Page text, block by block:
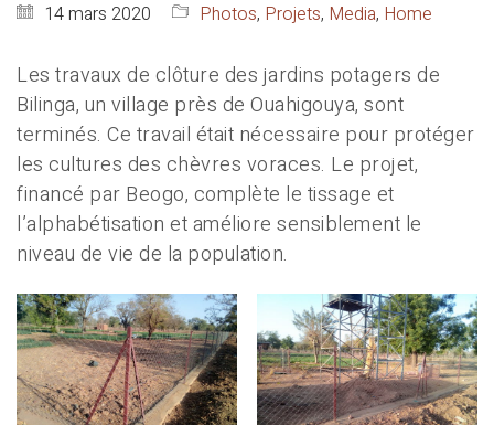
14 mars 2020 Photos, Projets, Media, Home
Les travaux de clôture des jardins potagers de
Bilinga, un village près de Ouahigouya, sont
terminés. Ce travail était nécessaire pour protéger
les cultures des chèvres voraces. Le projet,
financé par Beogo, complète le tissage et
l’alphabétisation et améliore sensiblement le
niveau de vie de la population.